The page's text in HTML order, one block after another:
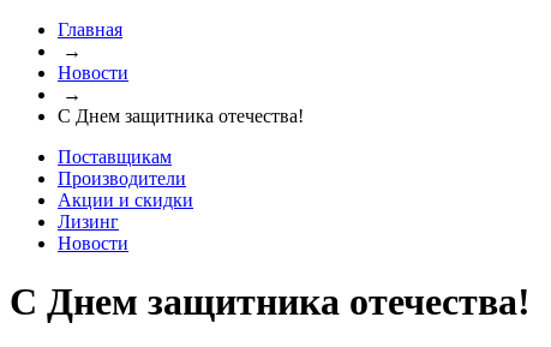
Главная
→
Новости
→
С Днем защитника отечества!
Поставщикам
Производители
Акции и скидки
Лизинг
Новости
С Днем защитника отечества!